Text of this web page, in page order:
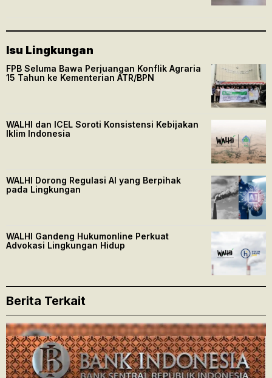
Isu Lingkungan
FPB Seluma Bawa Perjuangan Konflik Agraria
15 Tahun ke Kementerian ATR/BPN
WALHI dan ICEL Soroti Konsistensi Kebijakan
Iklim Indonesia
WALHI Dorong Regulasi AI yang Berpihak
pada Lingkungan
WALHI Gandeng Hukumonline Perkuat
Advokasi Lingkungan Hidup
Berita Terkait